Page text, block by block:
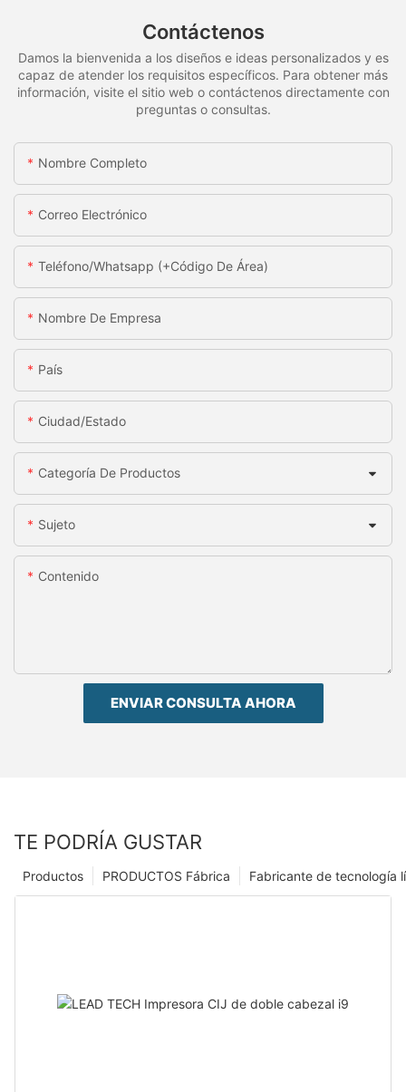
Contáctenos
Damos la bienvenida a los diseños e ideas personalizados y es
capaz de atender los requisitos específicos. Para obtener más
información, visite el sitio web o contáctenos directamente con
preguntas o consultas.
Nombre Completo
Correo Electrónico
Teléfono/whatsapp (+código De Área)
Nombre De Empresa
País
Ciudad/estado
Categoría De Productos
Sujeto
Contenido
ENVIAR CONSULTA AHORA
TE PODRÍA GUSTAR
Fabricante de tecnología
PRODUCTOS Fábrica
Productos